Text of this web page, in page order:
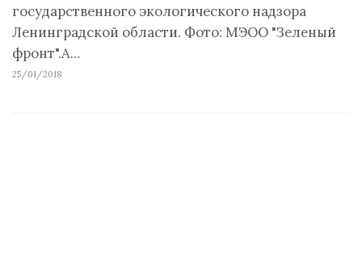
государственного экологического надзора
Ленинградской области. Фото: МЭОО "Зеленый
фронт".А…
25/01/2018